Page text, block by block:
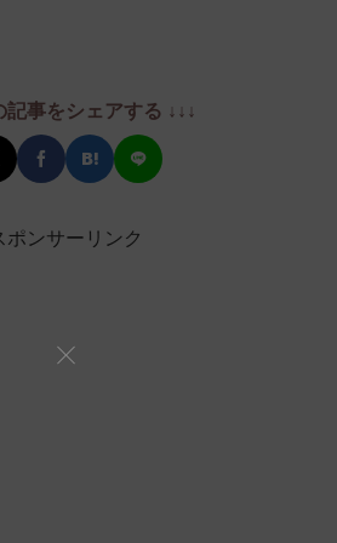
記事をシェアする ↓↓↓
ポンサーリンク